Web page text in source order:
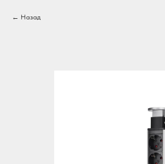
Назад